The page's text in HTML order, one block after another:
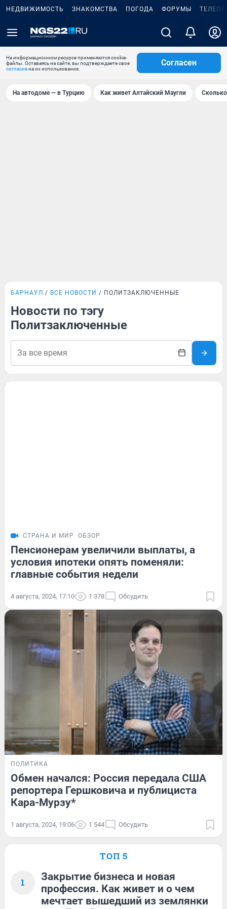
НЕДВИЖИМОСТЬ ЗНАКОМСТВА ПОГОДА ФОРУМЫ
На информационном ресурсе применяются cookie-
файлы. Оставаясь на сайте, вы подтверждаете свое
согласиена их использование.
Согласен
На автодоме — в Турцию Как живет Алтайский Маугли
БАРНАУЛ ВСЕ НОВОСТИ ПОЛИТЗАКЛЮЧЕННЫЕ
Новости по тэгу
Политзаключенные
СТРАНА И МИР ОБЗОР
Пенсионерам увеличили выплаты, а
условия ипотеки опять поменяли:
главные события недели
4 августа, 2024, 17:10 1 378 Обсудить
ПОЛИТИКА
Обмен начался: Россия передала США
репортера Гершковича и публициста
Кара-Мурзу*
1 августа, 2024, 19:06 1 544 Обсудить
ТОП 5
1
Закрытие бизнеса и новая
профессия. Как живет и о чем
мечтает вышедший из землянки